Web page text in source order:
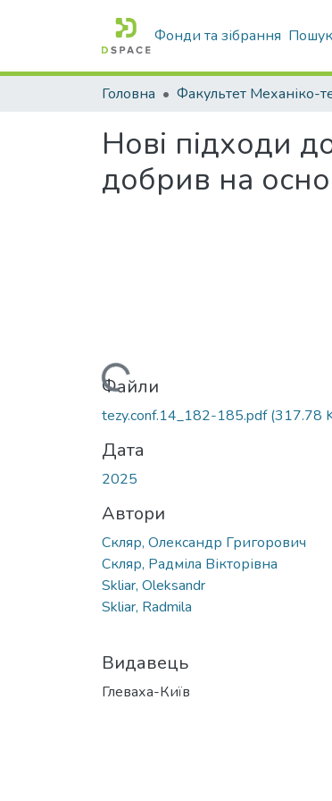
Фонди та зібрання
Головна
Нові підходи
добрив на
Вантажиться...
Файли
tezy.conf.14_182-185.pdf(317.78
Дата
2025
Автори
Скляр, Олександр Григорович
Скляр, Радміла Вікторівна
Skliar, Oleksandr
Skliar, Radmila
Видавець
Глеваха-Київ